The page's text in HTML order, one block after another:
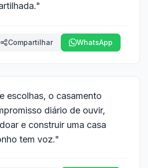
Compartilhar WhatsApp
escolhas, o casamento
diário de ouvir,
e construir uma casa
tem voz."